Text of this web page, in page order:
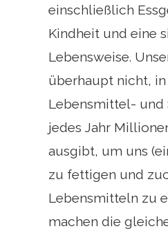
einschließlich
Kindheit und eine
Lebensweise.
überhaupt nicht,
Lebensmittel- und
jedes Jahr
ausgibt, um uns
zu fettigen und
Lebensmitteln zu
machen die